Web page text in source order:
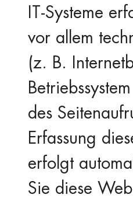
IT-Systeme
vor allem
(z. B.
des
Erfassung
erfolgt
Sie diese